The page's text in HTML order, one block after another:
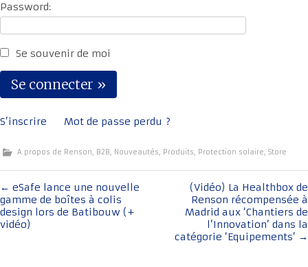
Password:
Se souvenir de moi
S’inscrire Mot de passe perdu ?
A propos de Renson, B2B, Nouveautés, Produits, Protection solaire, Store
Navigation
de
l'article
← eSafe lance une nouvelle
gamme de boîtes à colis
design lors de Batibouw (+
vidéo)
(Vidéo) La Healthbox de
Renson récompensée à
Madrid aux ‘Chantiers de
l’Innovation’ dans la
catégorie ‘Equipements’ →